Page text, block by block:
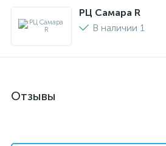
РЦ Самара R
В наличии 1
Отзывы